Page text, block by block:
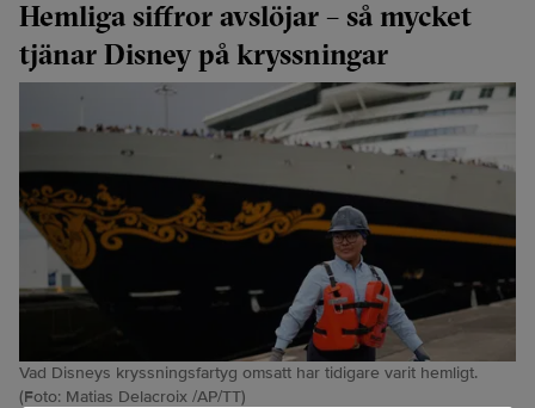
Hemliga siffror avslöjar – så mycket
tjänar Disney på kryssningar
Vad Disneys kryssningsfartyg omsatt har tidigare varit hemligt.
(Foto: Matias Delacroix /AP/TT)